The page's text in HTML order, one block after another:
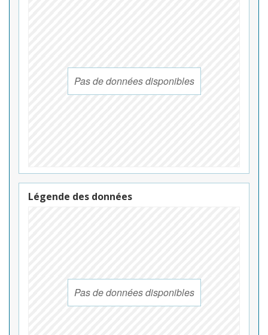
Pas de données disponibles
Légende des données
Pas de données disponibles